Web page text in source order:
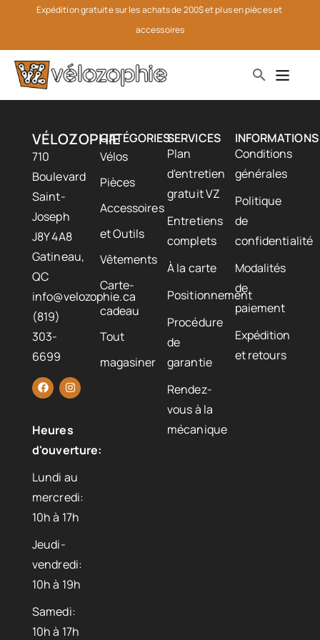
Expédition gratuite sur les achats de 200$ et plus en pièces et
accessoires
VÉLOZOPHIE
710
Boulevard
Saint-
Joseph
J8Y 4A8
Gatineau,
QC
info@velozophie.ca
(819)
303-
6699
Heures
d'ouverture:
Lundi au
mercredi:
10h à 17h
Jeudi-
vendredi:
10h à 19h
Samedi:
10h à 17h
CATÉGORIES
Vélos
Pièces
Accessoires
et Outils
Vêtements
Carte-
cadeau
Tout
magasiner
SERVICES
Plan
d'entretien
gratuit VZ
Entretiens
complets
À la carte
Positionnement
Procédure
de
garantie
Rendez-
vous à la
mécanique
INFORMATIONS
Conditions
générales
Politique
de
confidentialité
Modalités
de
paiement
Expédition
et retours